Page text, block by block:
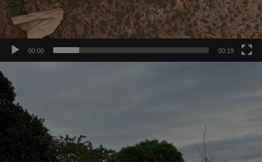
00:00 00:19